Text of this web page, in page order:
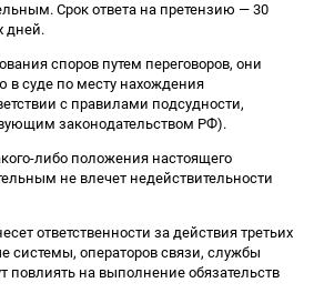
Срок ответа на претензию — 30
дней.
споров путем переговоров, они
в суде по месту нахождения
с правилами подсудности,
законодательством РФ).
либо положения настоящего
не влечет недействительности
ответственности за действия третьих
системы, операторов связи, службы
повлиять на выполнение обязательств